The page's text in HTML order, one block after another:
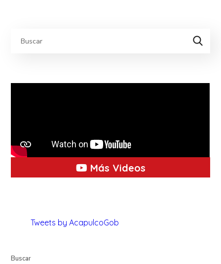
Más Videos
Tweets by AcapulcoGob
Buscar